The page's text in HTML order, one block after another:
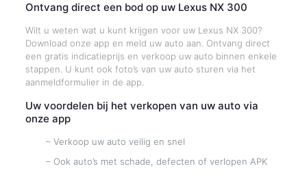
Ontvang direct een bod op uw Lexus NX 300
Wilt u weten wat u kunt krijgen voor uw Lexus NX 300?
Download onze app en meld uw auto aan. Ontvang direct
een gratis indicatieprijs en verkoop uw auto binnen enkele
stappen. U kunt ook foto’s van uw auto sturen via het
aanmeldformulier in de app.
Uw voordelen bij het verkopen van uw auto via
onze app
– Verkoop uw auto veilig en snel
– Ook auto’s met schade, defecten of verlopen APK